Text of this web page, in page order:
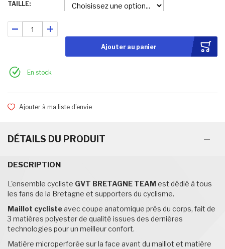
TAILLE
Ajouter au panier
En stock
Ajouter à ma liste d’envie
DÉTAILS DU PRODUIT
DESCRIPTION
L'ensemble cycliste GVT BRETAGNE TEAMest dédié à tous
les fans de la Bretagne et supporters du cyclisme.
Maillot cyclisteavec coupe anatomique près du corps, fait de
3 matières polyester de qualité issues des dernières
technologies pour un meilleur confort.
Matière microperforée sur la face avant du maillot et matière